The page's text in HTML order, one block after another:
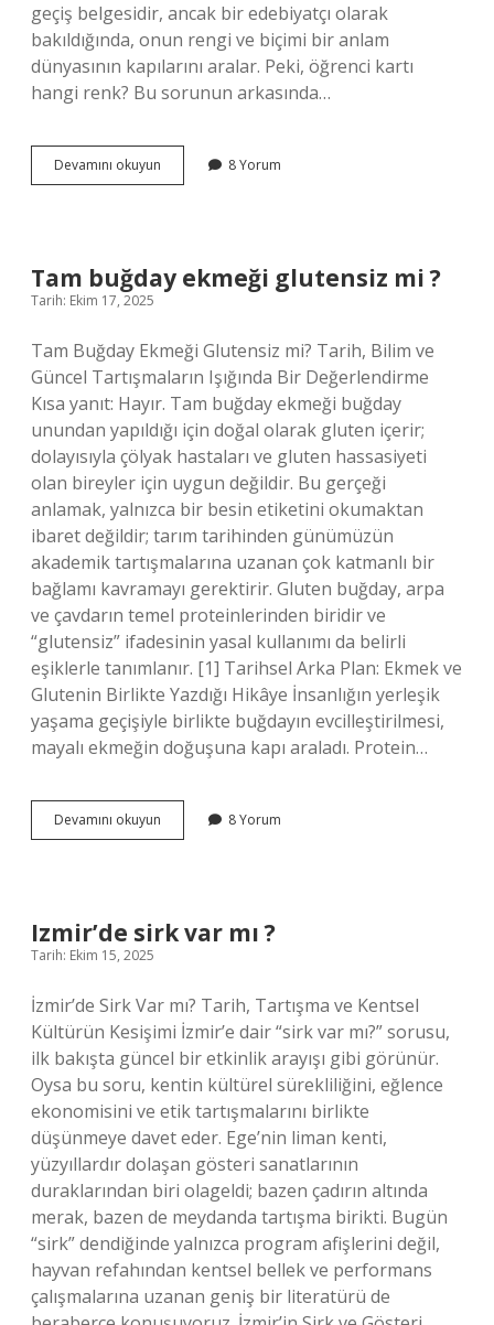
geçiş belgesidir, ancak bir edebiyatçı olarak
bakıldığında, onun rengi ve biçimi bir anlam
dünyasının kapılarını aralar. Peki, öğrenci kartı
hangi renk? Bu sorunun arkasında…
Devamını okuyun Öğrenci
kartı
8 Yorum
Tam buğday ekmeği glutensiz mi ?
Tarih: Ekim 17, 2025
Tam Buğday Ekmeği Glutensiz mi? Tarih, Bilim ve
Güncel Tartışmaların Işığında Bir Değerlendirme
Kısa yanıt: Hayır. Tam buğday ekmeği buğday
unundan yapıldığı için doğal olarak gluten içerir;
dolayısıyla çölyak hastaları ve gluten hassasiyeti
olan bireyler için uygun değildir. Bu gerçeği
anlamak, yalnızca bir besin etiketini okumaktan
ibaret değildir; tarım tarihinden günümüzün
akademik tartışmalarına uzanan çok katmanlı bir
bağlamı kavramayı gerektirir. Gluten buğday, arpa
ve çavdarın temel proteinlerinden biridir ve
“glutensiz” ifadesinin yasal kullanımı da belirli
eşiklerle tanımlanır. [1] Tarihsel Arka Plan: Ekmek ve
Glutenin Birlikte Yazdığı Hikâye İnsanlığın yerleşik
yaşama geçişiyle birlikte buğdayın evcilleştirilmesi,
mayalı ekmeğin doğuşuna kapı araladı. Protein…
Devamını okuyun
buğday
8 Yorum
Izmir’de sirk var mı ?
Tarih: Ekim 15, 2025
İzmir’de Sirk Var mı? Tarih, Tartışma ve Kentsel
Kültürün Kesişimi İzmir’e dair “sirk var mı?” sorusu,
ilk bakışta güncel bir etkinlik arayışı gibi görünür.
Oysa bu soru, kentin kültürel sürekliliğini, eğlence
ekonomisini ve etik tartışmalarını birlikte
düşünmeye davet eder. Ege’nin liman kenti,
yüzyıllardır dolaşan gösteri sanatlarının
duraklarından biri olageldi; bazen çadırın altında
merak, bazen de meydanda tartışma birikti. Bugün
“sirk” dendiğinde yalnızca program afişlerini değil,
hayvan refahından kentsel bellek ve performans
çalışmalarına uzanan geniş bir literatürü de